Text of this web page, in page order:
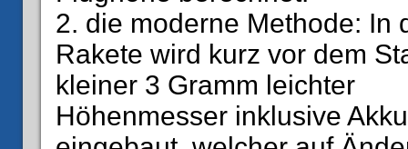
2. die moderne Methode: In
Rakete wird kurz vor dem
kleiner 3 Gramm leichter
Höhenmesser inklusive Akku